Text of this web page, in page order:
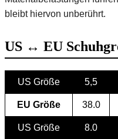
bleibt hiervon unberührt.
US ↔ EU
US Größe 5,5
EU Größe 38.0
US Größe 8.0